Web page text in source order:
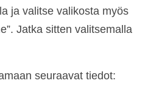
ja valitse valikosta myös
Jatka sitten valitsemalla
seuraavat tiedot: